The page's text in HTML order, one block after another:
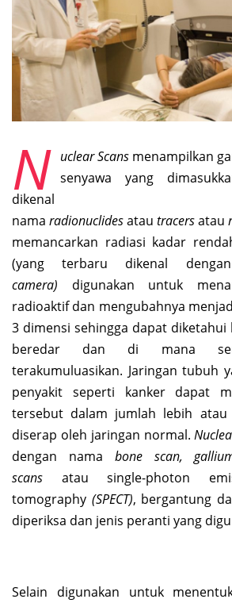
N uclear Scans menampilkan
senyawa yang
dikenal
nama radionuclidesatau tracersatau
memancarkan radiasi kadar
(yang terbaru dikenal
camera) digunakan untuk
radioaktif dan mengubahnya
3 dimensi sehingga dapat
beredar dan di mana
terakumuluasikan. Jaringan tubuh
penyakit seperti kanker dapat
tersebut dalam jumlah lebih
diserap oleh jaringan normal.
dengan nama bone scan,
scans atau single-photon
tomography (SPECT), bergantung
diperiksa dan jenis peranti yang
Selain digunakan untuk